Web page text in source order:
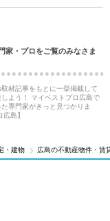
家・プロをご覧のみなさま
材記事をもとに一挙掲載して
よう！ マイベストプロ広島で
専門家がきっと見つかりま
島】
・建物 広島の不動産物件・賃